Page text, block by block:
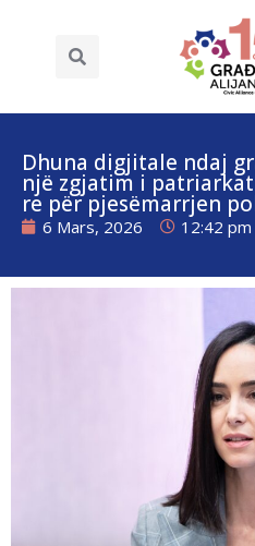
Dhuna digjitale ndaj
një zgjatim i
re për pjesëmarrjen
6 Mars, 2026 12:42 pm